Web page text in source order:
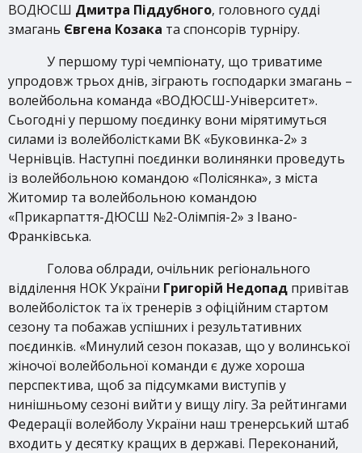
ВОДЮСШ Дмитра Піддубного, головного судді
змагань Євгена Козака та спонсорів турніру.
У першому турі чемпіонату, що триватиме
упродовж трьох днів, зіграють господарки змагань –
волейбольна команда «ВОДЮСШ-Університет».
Сьогодні у першому поєдинку вони мірятимуться
силами із волейболістками ВК «Буковинка-2» з
Чернівців. Наступні поєдинки волинянки проведуть
із волейбольною командою «Полісянка», з міста
Житомир та волейбольною командою
«Прикарпаття-ДЮСШ №2-Олімпія-2» з Івано-
Франківська.
Голова облради, очільник регіонального
відділення НОК України Григорій Недопад привітав
волейболісток та їх тренерів з офіційним стартом
сезону та побажав успішних і результативних
поєдинків. «Минулий сезон показав, що у волинської
жіночої волейбольної команди є дуже хороша
перспектива, щоб за підсумками виступів у
нинішньому сезоні вийти у вищу лігу. За рейтингами
Федерації волейболу України наш тренерський штаб
входить у десятку кращих в державі. Переконаний,